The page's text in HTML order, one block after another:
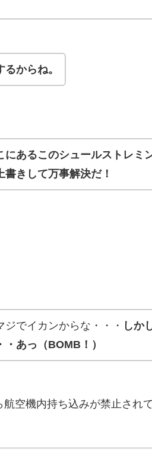
からね。
にあるこのシュールストレミ
きして万事解決だ！
でイカンからな・・・ しか
あっ（BOMB！）
空機内持ち込みが禁止され